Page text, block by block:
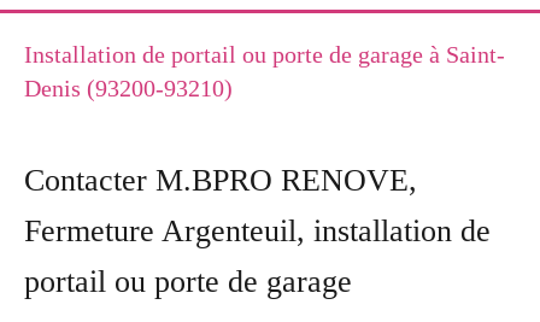
Installation de portail ou porte de garage à Saint-
Denis (93200-93210)
Contacter M.BPRO RENOVE,
Fermeture Argenteuil, installation de
portail ou porte de garage